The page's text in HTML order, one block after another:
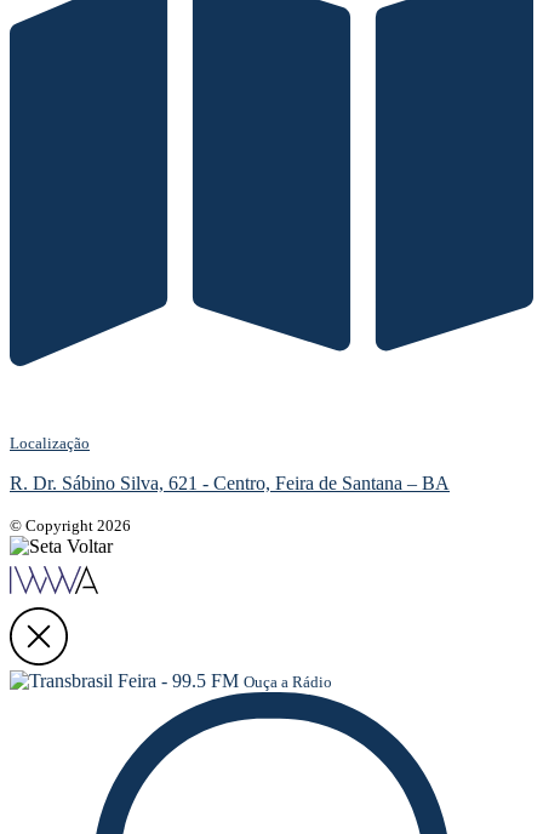
Localização
R. Dr. Sábino Silva, 621 - Centro, Feira de Santana – BA
© Copyright 2026
Ouça a Rádio